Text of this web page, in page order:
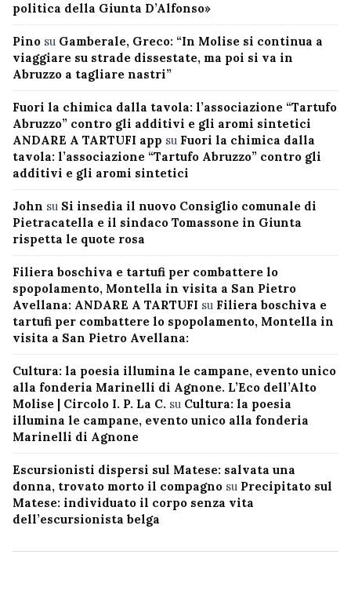
politica della Giunta D’Alfonso»
Pino su Gamberale, Greco: “In Molise si continua a
viaggiare su strade dissestate, ma poi si va in
Abruzzo a tagliare nastri”
Fuori la chimica dalla tavola: l’associazione “Tartufo
Abruzzo” contro gli additivi e gli aromi sintetici
ANDARE A TARTUFI app su Fuori la chimica dalla
tavola: l’associazione “Tartufo Abruzzo” contro gli
additivi e gli aromi sintetici
John su Si insedia il nuovo Consiglio comunale di
Pietracatella e il sindaco Tomassone in Giunta
rispetta le quote rosa
Filiera boschiva e tartufi per combattere lo
spopolamento, Montella in visita a San Pietro
Avellana: ANDARE A TARTUFI su Filiera boschiva e
tartufi per combattere lo spopolamento, Montella in
visita a San Pietro Avellana:
Cultura: la poesia illumina le campane, evento unico
alla fonderia Marinelli di Agnone. L’Eco dell’Alto
Molise | Circolo I. P. La C. su Cultura: la poesia
illumina le campane, evento unico alla fonderia
Marinelli di Agnone
Escursionisti dispersi sul Matese: salvata una
donna, trovato morto il compagno su Precipitato sul
Matese: individuato il corpo senza vita
dell’escursionista belga